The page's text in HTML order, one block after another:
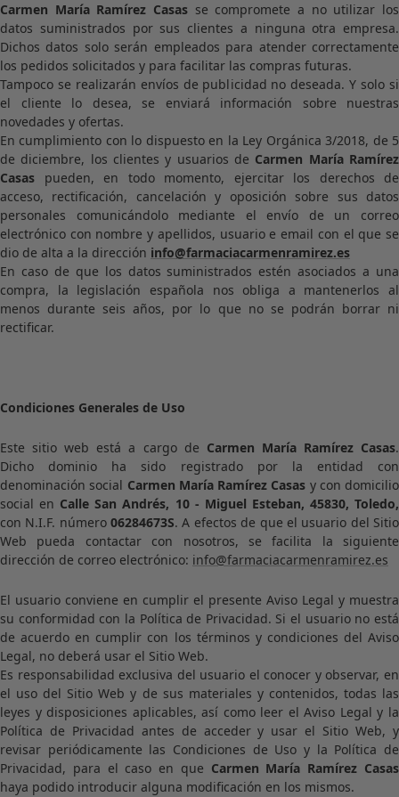
Carmen María Ramírez Casas se compromete a no utilizar los
datos suministrados por sus clientes a ninguna otra empresa.
Dichos datos solo serán empleados para atender correctamente
los pedidos solicitados y para facilitar las compras futuras.
Tampoco se realizarán envíos de publicidad no deseada. Y solo si
el cliente lo desea, se enviará información sobre nuestras
novedades y ofertas.
En cumplimiento con lo dispuesto en la Ley Orgánica 3/2018, de 5
de diciembre, los clientes y usuarios de Carmen María Ramírez
Casas pueden, en todo momento, ejercitar los derechos de
acceso, rectificación, cancelación y oposición sobre sus datos
personales comunicándolo mediante el envío de un correo
electrónico con nombre y apellidos, usuario e email con el que se
dio de alta a la dirección info@farmaciacarmenramirez.es
En caso de que los datos suministrados estén asociados a una
compra, la legislación española nos obliga a mantenerlos al
menos durante seis años, por lo que no se podrán borrar ni
rectificar.
Condiciones Generales de Uso
Este sitio web está a cargo de Carmen María Ramírez Casas.
Dicho dominio ha sido registrado por la entidad con
denominación social Carmen María Ramírez Casas y con domicilio
social en Calle San Andrés, 10 - Miguel Esteban, 45830, Toledo,
con N.I.F. número06284673S. A efectos de que el usuario del Sitio
Web pueda contactar con nosotros, se facilita la siguiente
dirección de correo electrónico: info@farmaciacarmenramirez.es
El usuario conviene en cumplir el presente Aviso Legal y muestra
su conformidad con la Política de Privacidad. Si el usuario no está
de acuerdo en cumplir con los términos y condiciones del Aviso
Legal, no deberá usar el Sitio Web.
Es responsabilidad exclusiva del usuario el conocer y observar, en
el uso del Sitio Web y de sus materiales y contenidos, todas las
leyes y disposiciones aplicables, así como leer el Aviso Legal y la
Política de Privacidad antes de acceder y usar el Sitio Web, y
revisar periódicamente las Condiciones de Uso y la Política de
Privacidad, para el caso en que Carmen María Ramírez Casas
haya podido introducir alguna modificación en los mismos.